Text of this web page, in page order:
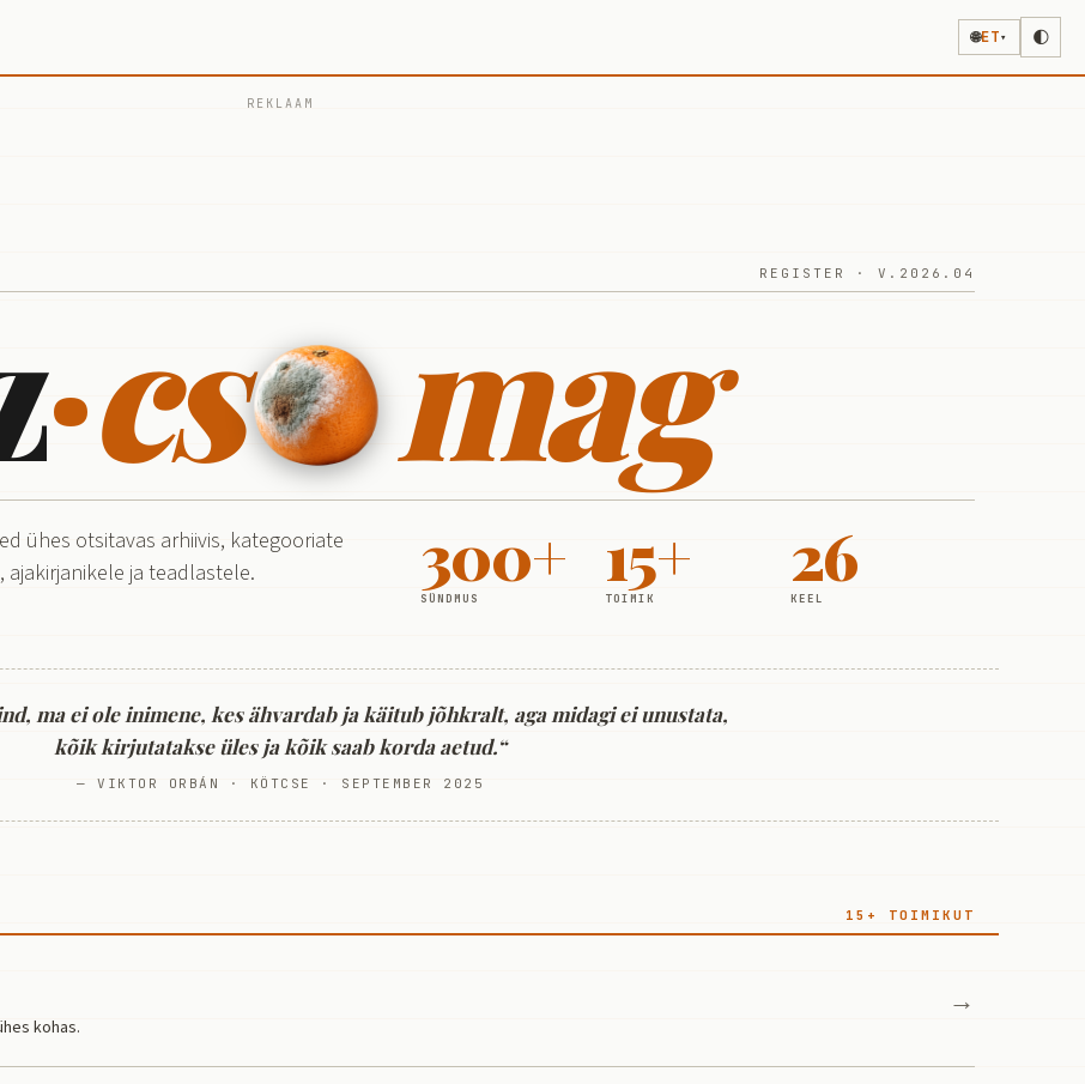
🌐ET▾ 🌓
REKLAAM
REGISTER · V.2026.04
·cs mag
ühes otsitavas arhiivis, kategooriate
ja teadlastele.
300+
SÜNDMUS
15+
TOIMIK
26
KEEL
ma ei ole inimene, kes ähvardab ja käitub jõhkralt, aga midagi ei unustata,
kõik kirjutatakse üles ja kõik saab korda aetud.“
— VIKTOR ORBÁN · KÖTCSE · SEPTEMBER 2025
15+ TOIMIKUT
kohas.
→